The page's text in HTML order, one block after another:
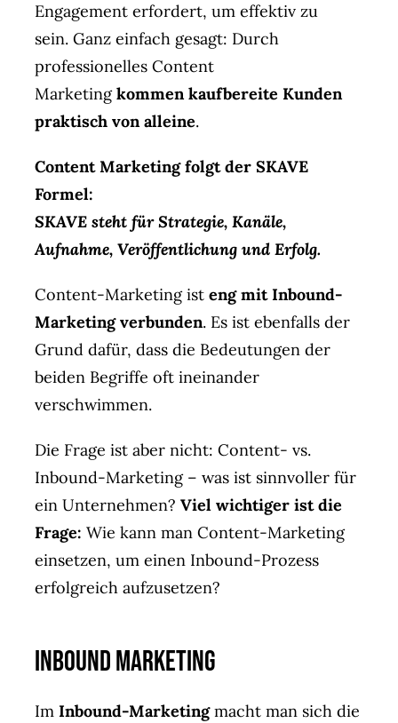
Engagement erfordert, um effektiv zu
sein. Ganz einfach gesagt: Durch
professionelles Content
Marketingkommen kaufbereite Kunden
praktisch von alleine.
Content Marketing folgt der SKAVE
Formel:
SKAVE steht für Strategie, Kanäle,
Aufnahme, Veröffentlichung und Erfolg.
Content-Marketing ist eng mit Inbound-
Marketing verbunden. Es ist ebenfalls der
Grund dafür, dass die Bedeutungen der
beiden Begriffe oft ineinander
verschwimmen.
Die Frage ist aber nicht: Content- vs.
Inbound-Marketing – was ist sinnvoller für
ein Unternehmen? Viel wichtiger ist die
Frage: Wie kann man Content-Marketing
einsetzen, um einen Inbound-Prozess
erfolgreich aufzusetzen?
Inbound Marketing
Im Inbound-Marketingmacht man sich die